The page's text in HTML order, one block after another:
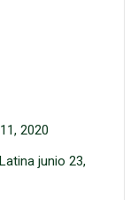
2020
junio 23,